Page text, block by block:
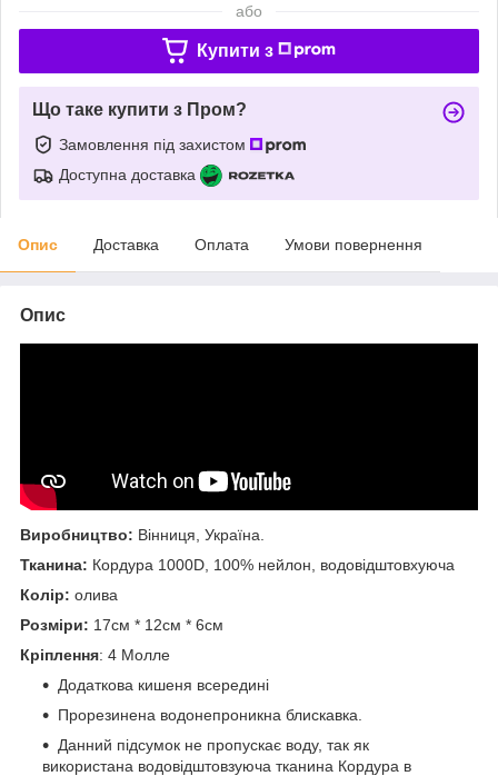
або
Купити з
Що таке купити з Пром?
Замовлення під захистом
Доступна доставка
Опис Доставка Оплата Умови повернення
Опис
Виробництво: Вінниця, Україна.
Тканина: Кордура 1000D, 100% нейлон, водовідштовхуюча
Колір: олива
Розміри: 17см * 12см * 6см
Кріплення: 4 Молле
Додаткова кишеня всередині
Прорезинена водонепроникна блискавка.
Данний підсумок не пропускає воду, так як
використана водовідштовзуюча тканина Кордура в